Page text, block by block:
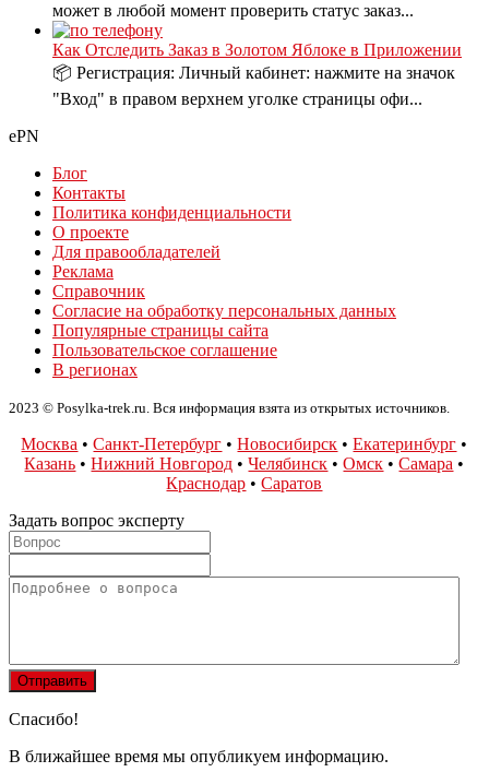
может в любой момент проверить статус заказ...
Как Отследить Заказ в Золотом Яблоке в Приложении
📦 Регистрация: Личный кабинет: нажмите на значок
"Вход" в правом верхнем уголке страницы офи...
ePN
Блог
Контакты
Политика конфиденциальности
О проекте
Для правообладателей
Реклама
Справочник
Согласие на обработку персональных данных
Популярные страницы сайта
Пользовательское соглашение
В регионах
2023 © Posylka-trek.ru. Вся информация взята из открытых источников.
Москва •Санкт-Петербург •Новосибирск •Екатеринбург •
Казань •Нижний Новгород •Челябинск •Омск •Самара •
Краснодар •Саратов
Задать вопрос эксперту
Спасибо!
В ближайшее время мы опубликуем информацию.